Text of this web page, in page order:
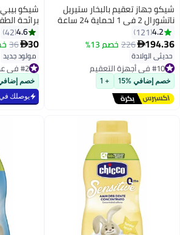
شيكو جهاز تعقيم بالبخار ستيريل
ناتشورال 2 في 1 لحماية 24 ساعة
بمقاس قابل للتعديل وخالٍ من مادة
Bpa بلون شفاف/أبيض - طراز
CH07392
4.2
121
194.36
226 خصم 13%
حديثي الولادة
#10 في أجهزة التعقيم
توصيل مجاني
بتخلّص بسرعة
تم بيع +20 مؤخرًا
#10 في أجهزة التعقيم
خصم إضافي %15 + 1
شيكو
برائحة
الولادة فما
4.6
42
30
36
مولود جديد
#2 في عطور وكولونيا
أقل سعر في
بتخلّص
تم بيع +50 مؤخرًا
#2 في عطور وكولونيا
خصم إضافي
يوصلك